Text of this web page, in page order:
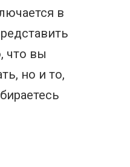
в
что вы
но и то,